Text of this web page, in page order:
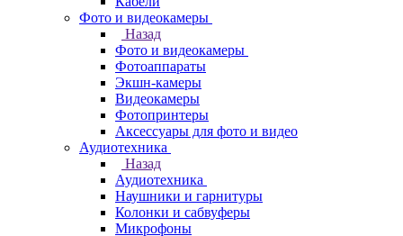
Фото и видеокамеры
Назад
Фото и видеокамеры
Фотоаппараты
Экшн-камеры
Видеокамеры
Фотопринтеры
Аксессуары для фото и видео
Аудиотехника
Назад
Аудиотехника
Наушники и гарнитуры
Колонки и сабвуферы
Микрофоны